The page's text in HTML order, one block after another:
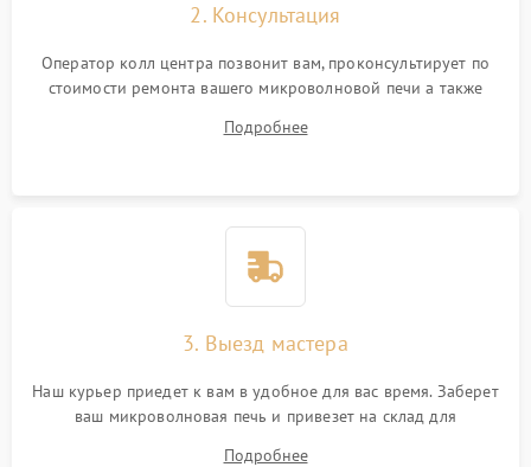
2. Консультация
Оператор колл центра позвонит вам, проконсультирует по
стоимости ремонта вашего микроволновой печи а также
Подробнее
3. Выезд мастера
Наш курьер приедет к вам в удобное для вас время. Заберет
ваш микроволновая печь и привезет на склад для
Подробнее